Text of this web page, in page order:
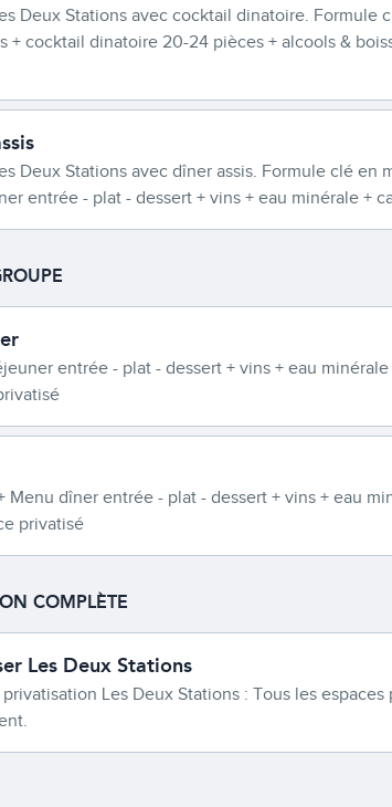
Deux Stations avec cocktail dinatoire. Formule
+ cocktail dinatoire 20-24 pièces + alcools &
Deux Stations avec dîner assis. Formule clé en
entrée - plat - dessert + vins + eau minérale +
entrée - plat - dessert + vins + eau
Menu dîner entrée - plat - dessert + vins + eau
privatisé
COMPLÈTE
Les Deux Stations
Les Deux Stations : Tous les